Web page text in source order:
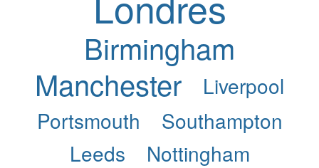
Birmingham
Manchester
Liverpool
Portsmouth
Southampton
Leeds
Nottingham